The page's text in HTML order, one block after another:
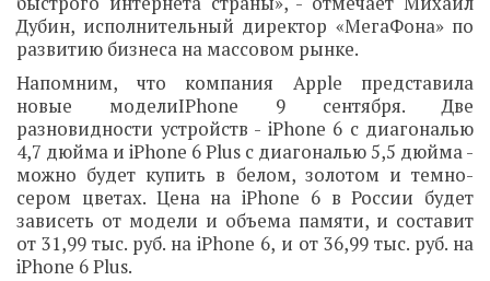
Дубин, исполнительный директор «МегаФона» по
развитию бизнеса на массовом рынке.
Напомним, что компания Apple представила
новые моделиIPhone 9 сентября. Две
разновидности устройств - iPhone 6 c диагональю
4,7 дюйма и iPhone 6 Plus с диагональю 5,5 дюйма -
можно будет купить в белом, золотом и темно-
сером цветах. Цена на iPhone 6 в России будет
зависеть от модели и объема памяти, и составит
от 31,99 тыс. руб. на iPhone 6, и от 36,99 тыс. руб. на
iPhone 6 Plus.